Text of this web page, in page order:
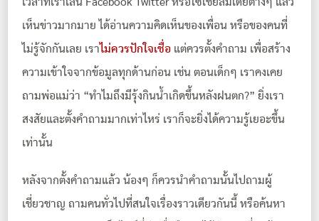
เวลาที่เราเล่น Facebook Twitter หรือโซเชียลมีเดียต่างๆ แล้ว
เห็นข่าวมากมาย ได้อ่านความคิดเห็นของเพื่อน หรือของคนที่
ไม่รู้จักกันเลย เรา ไม่ควรปักใจเชื่อ แต่ควรตั้งคำถาม เพื่อสร้าง
ความเข้าใจจากข้อมูลทุกด้านก่อน เช่น ตอนเด็กๆ เราคงเคย
ถามพ่อแม่ว่า “ทำไมถึงมีรุ้งกินน้ำเกิดขึ้นหลังฝนตก?” ยิ่งเรา
สงสัยและตั้งคำถามมากเท่าไหร่ เราก็จะยิ่งได้ความรู้เยอะขึ้น
เท่านั้น
หลังจากตั้งคำถามแล้ว น้องๆ ก็ควรนำคำถามนั้นไปถามผู้
เชี่ยวชาญ ถามคนทั่วไปที่สนใจเรื่องราวเดียวกันนี้ หรือค้นหา